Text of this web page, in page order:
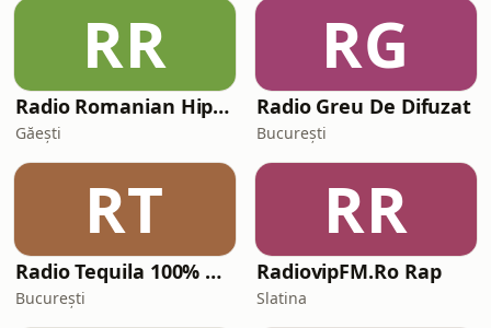
RR
Radio Romanian Hip-Hop
Găeşti
RG
Radio Greu De Difuzat
București
RT
Radio Tequila 100% RO (București)
București
RR
RadiovipFM.Ro Rap
Slatina